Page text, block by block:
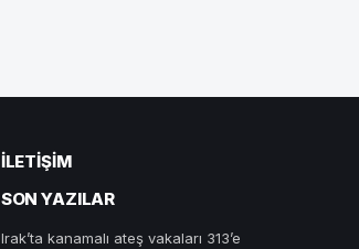
İLETIŞIM
SON YAZILAR
Irak’ta kanamalı ateş vakaları 313’e